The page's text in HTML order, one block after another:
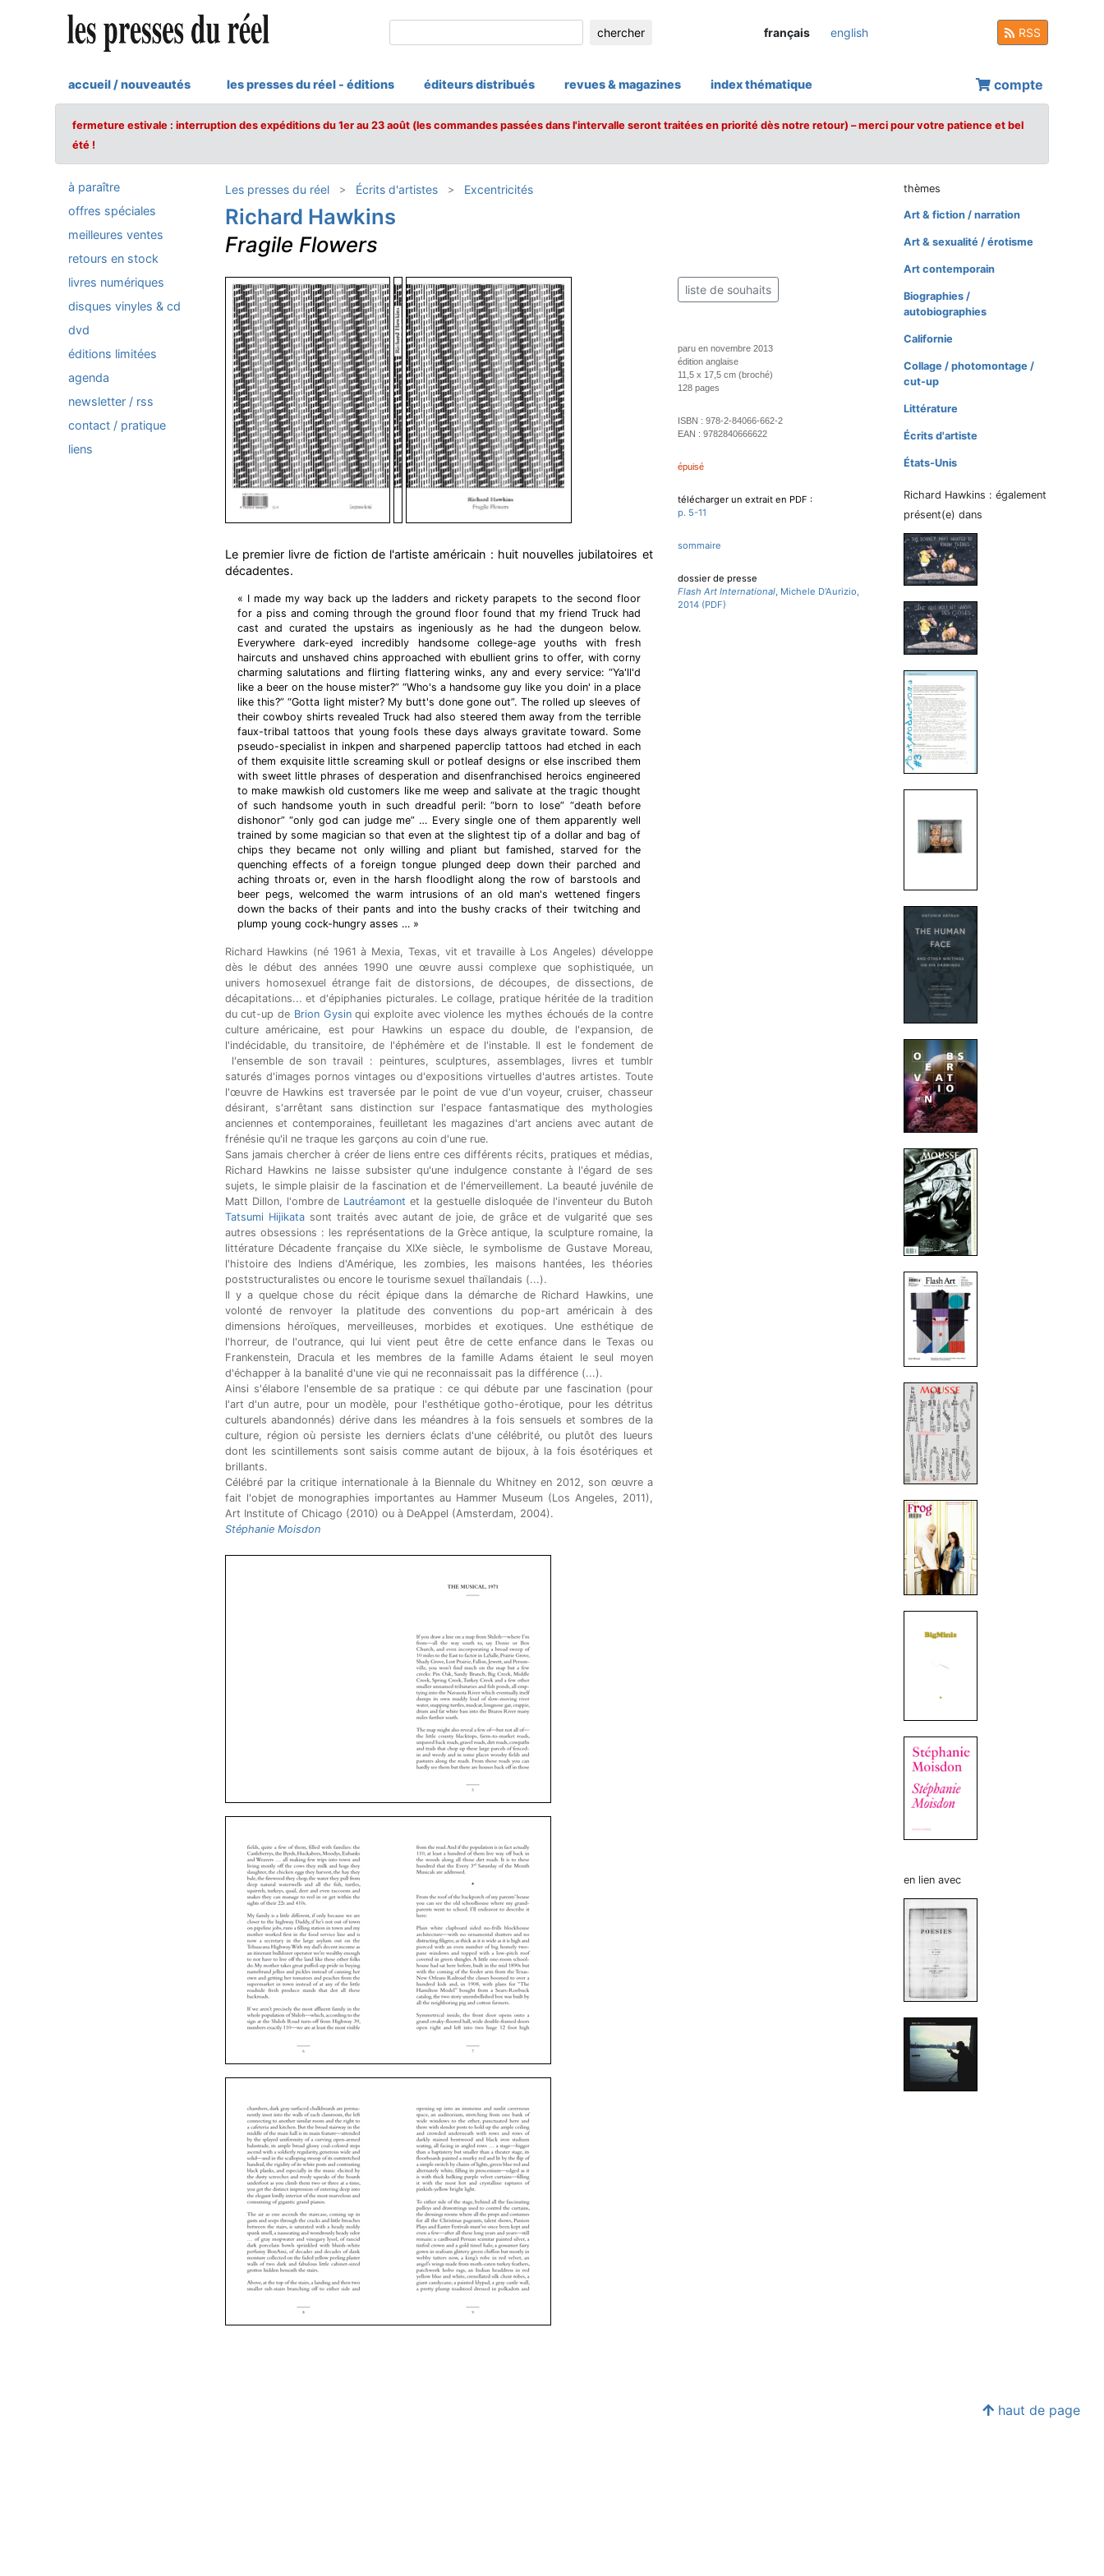
chercher français english RSS
accueil / nouveautés les presses du réel - éditions éditeurs distribués revues & magazines index thématique compte
fermeture estivale : interruption des expéditions du 1er au 23 août (les commandes passées dans l'intervalle seront traitées en priorité dès notre retour) – merci pour votre patience et bel
été !
à paraître
offres spéciales
meilleures ventes
retours en stock
livres numériques
disques vinyles & cd
dvd
éditions limitées
agenda
newsletter / rss
contact / pratique
liens
Les presses du réel Écrits d'artistes Excentricités
Richard Hawkins
Fragile Flowers
Le premier livre de fiction de l'artiste américain : huit nouvelles jubilatoires et
décadentes.
« I made my way back up the ladders and rickety parapets to the second floor
for a piss and coming through the ground floor found that my friend Truck had
cast and curated the upstairs as ingeniously as he had the dungeon below.
Everywhere dark-eyed incredibly handsome college-age youths with fresh
haircuts and unshaved chins approached with ebullient grins to offer, with corny
charming salutations and flirting flattering winks, any and every service: “Ya'll'd
like a beer on the house mister?” “Who's a handsome guy like you doin' in a place
like this?” “Gotta light mister? My butt's done gone out”. The rolled up sleeves of
their cowboy shirts revealed Truck had also steered them away from the terrible
faux-tribal tattoos that young fools these days always gravitate toward. Some
pseudo-specialist in inkpen and sharpened paperclip tattoos had etched in each
of them exquisite little screaming skull or potleaf designs or else inscribed them
with sweet little phrases of desperation and disenfranchised heroics engineered
to make mawkish old customers like me weep and salivate at the tragic thought
of such handsome youth in such dreadful peril: “born to lose” “death before
dishonor” “only god can judge me” … Every single one of them apparently well
trained by some magician so that even at the slightest tip of a dollar and bag of
chips they became not only willing and pliant but famished, starved for the
quenching effects of a foreign tongue plunged deep down their parched and
aching throats or, even in the harsh floodlight along the row of barstools and
beer pegs, welcomed the warm intrusions of an old man's wettened fingers
down the backs of their pants and into the bushy cracks of their twitching and
plump young cock-hungry asses … »
Richard Hawkins (né 1961 à Mexia, Texas, vit et travaille à Los Angeles) développe
dès le début des années 1990 une œuvre aussi complexe que sophistiquée, un
univers homosexuel étrange fait de distorsions, de découpes, de dissections, de
décapitations... et d'épiphanies picturales. Le collage, pratique héritée de la tradition
du cut-up de Brion Gysinqui exploite avec violence les mythes échoués de la contre
culture américaine, est pour Hawkins un espace du double, de l'expansion, de
l'indécidable, du transitoire, de l'éphémère et de l'instable. Il est le fondement de
l'ensemble de son travail : peintures, sculptures, assemblages, livres et tumblr
saturés d'images pornos vintages ou d'expositions virtuelles d'autres artistes. Toute
l'œuvre de Hawkins est traversée par le point de vue d'un voyeur, cruiser, chasseur
désirant, s'arrêtant sans distinction sur l'espace fantasmatique des mythologies
anciennes et contemporaines, feuilletant les magazines d'art anciens avec autant de
frénésie qu'il ne traque les garçons au coin d'une rue.
Sans jamais chercher à créer de liens entre ces différents récits, pratiques et médias,
Richard Hawkins ne laisse subsister qu'une indulgence constante à l'égard de ses
sujets, le simple plaisir de la fascination et de l'émerveillement. La beauté juvénile de
Matt Dillon, l'ombre de Lautréamont et la gestuelle disloquée de l'inventeur du Butoh
Tatsumi Hijikatasont traités avec autant de joie, de grâce et de vulgarité que ses
autres obsessions : les représentations de la Grèce antique, la sculpture romaine, la
littérature Décadente française du XIXe siècle, le symbolisme de Gustave Moreau,
l'histoire des Indiens d'Amérique, les zombies, les maisons hantées, les théories
poststructuralistes ou encore le tourisme sexuel thaïlandais (...).
Il y a quelque chose du récit épique dans la démarche de Richard Hawkins, une
volonté de renvoyer la platitude des conventions du pop-art américain à des
dimensions héroïques, merveilleuses, morbides et exotiques. Une esthétique de
l'horreur, de l'outrance, qui lui vient peut être de cette enfance dans le Texas ou
Frankenstein, Dracula et les membres de la famille Adams étaient le seul moyen
d'échapper à la banalité d'une vie qui ne reconnaissait pas la différence (...).
Ainsi s'élabore l'ensemble de sa pratique : ce qui débute par une fascination (pour
l'art d'un autre, pour un modèle, pour l'esthétique gotho-érotique, pour les détritus
culturels abandonnés) dérive dans les méandres à la fois sensuels et sombres de la
culture, région où persiste les derniers éclats d'une célébrité, ou plutôt des lueurs
dont les scintillements sont saisis comme autant de bijoux, à la fois ésotériques et
brillants.
Célébré par la critique internationale à la Biennale du Whitney en 2012, son œuvre a
fait l'objet de monographies importantes au Hammer Museum (Los Angeles, 2011),
Art Institute of Chicago (2010) ou à DeAppel (Amsterdam, 2004).
Stéphanie Moisdon
liste de souhaits
paru en novembre 2013
édition anglaise
11,5 x 17,5 cm (broché)
128 pages
ISBN : 978-2-84066-662-2
EAN : 9782840666622
épuisé
télécharger un extrait en PDF :
p. 5-11
sommaire
dossier de presse
Flash Art International, Michele D'Aurizio,
2014 (PDF)
thèmes
Art & fiction / narration
Art & sexualité / érotisme
Art contemporain
Biographies /
autobiographies
Californie
Collage / photomontage /
cut-up
Littérature
Écrits d'artiste
États-Unis
Richard Hawkins : également
présent(e) dans
en lien avec
haut de page